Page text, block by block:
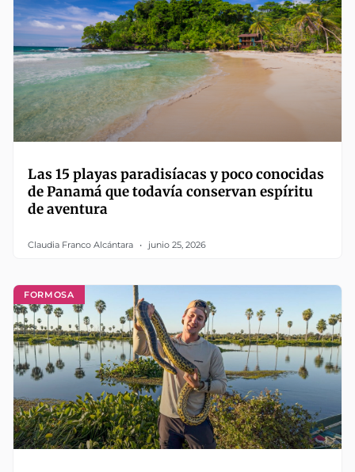
Las 15 playas paradisíacas y poco conocidas
de Panamá que todavía conservan espíritu
de aventura
Claudia Franco Alcántara junio 25, 2026
FORMOSA